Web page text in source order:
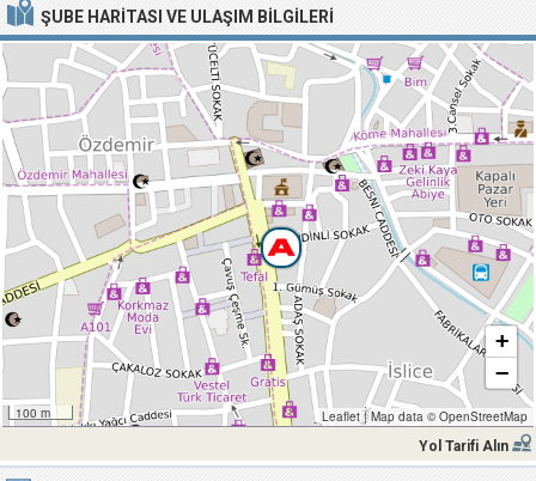
ŞUBE HARITASI VE ULAŞIM BILGILERI
100 m
+
−
Leaflet |Map data © OpenStreetMap
Yol Tarifi Alın